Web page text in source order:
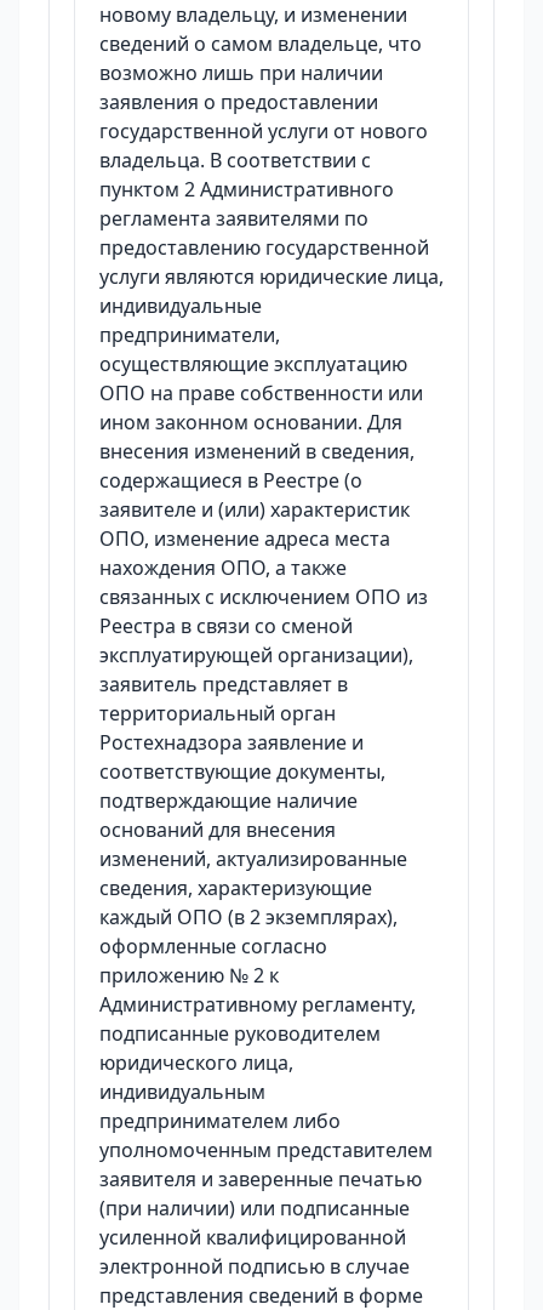
новому владельцу, и изменении
сведений о самом владельце, что
возможно лишь при наличии
заявления о предоставлении
государственной услуги от нового
владельца. В соответствии с
пунктом 2 Административного
регламента заявителями по
предоставлению государственной
услуги являются юридические лица,
индивидуальные
предприниматели,
осуществляющие эксплуатацию
ОПО на праве собственности или
ином законном основании. Для
внесения изменений в сведения,
содержащиеся в Реестре (о
заявителе и (или) характеристик
ОПО, изменение адреса места
нахождения ОПО, а также
связанных с исключением ОПО из
Реестра в связи со сменой
эксплуатирующей организации),
заявитель представляет в
территориальный орган
Ростехнадзора заявление и
соответствующие документы,
подтверждающие наличие
оснований для внесения
изменений, актуализированные
сведения, характеризующие
каждый ОПО (в 2 экземплярах),
оформленные согласно
приложению № 2 к
Административному регламенту,
подписанные руководителем
юридического лица,
индивидуальным
предпринимателем либо
уполномоченным представителем
заявителя и заверенные печатью
(при наличии) или подписанные
усиленной квалифицированной
электронной подписью в случае
представления сведений в форме